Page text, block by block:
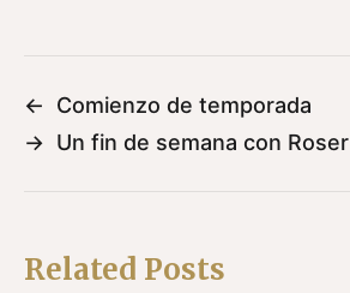
←
Comienzo de temporada
→ Un fin de semana con Roser
Related Posts